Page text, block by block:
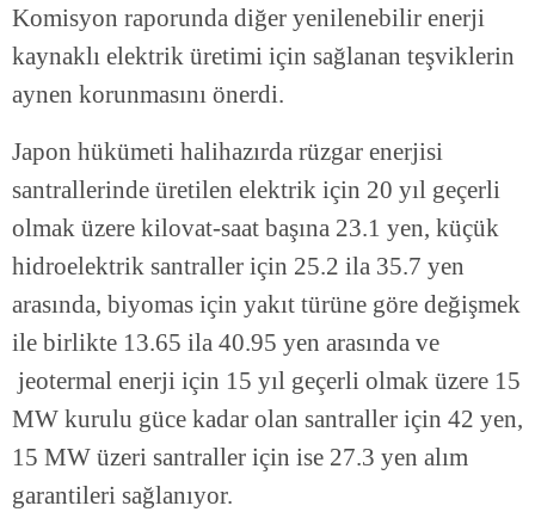
Komisyon raporunda diğer yenilenebilir enerji
kaynaklı elektrik üretimi için sağlanan teşviklerin
aynen korunmasını önerdi.
Japon hükümeti halihazırda rüzgar enerjisi
santrallerinde üretilen elektrik için 20 yıl geçerli
olmak üzere kilovat-saat başına 23.1 yen, küçük
hidroelektrik santraller için 25.2 ila 35.7 yen
arasında, biyomas için yakıt türüne göre değişmek
ile birlikte 13.65 ila 40.95 yen arasında ve
jeotermal enerji için 15 yıl geçerli olmak üzere 15
MW kurulu güce kadar olan santraller için 42 yen,
15 MW üzeri santraller için ise 27.3 yen alım
garantileri sağlanıyor.